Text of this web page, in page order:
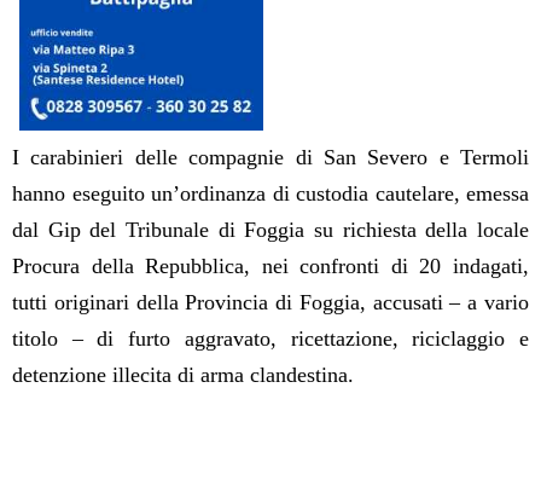
I carabinieri delle compagnie di San Severo e Termoli
hanno eseguito un’ordinanza di custodia cautelare, emessa
dal Gip del Tribunale di Foggia su richiesta della locale
Procura della Repubblica, nei confronti di 20 indagati,
tutti originari della Provincia di Foggia, accusati – a vario
titolo – di furto aggravato, ricettazione, riciclaggio e
detenzione illecita di arma clandestina.